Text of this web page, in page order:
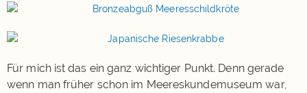
Für mich ist das ein ganz wichtiger Punkt. Denn gerade
wenn man früher schon im Meereskundemuseum war,